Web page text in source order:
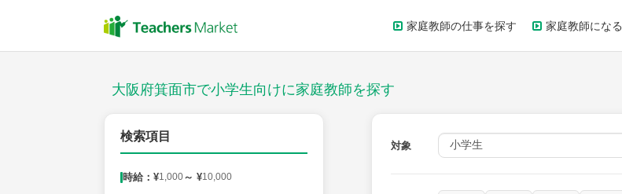
家庭教師の仕事を探す 家庭教師になる
大阪府箕面市で小学生向けに家庭教師を探す
検索項目
時給：¥1,000～ ¥10,000
対象
授業スタイル